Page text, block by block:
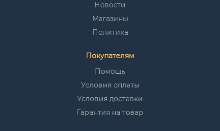
Новости
Магазины
Политика
Покупателям
Помощь
Условия оплаты
Условия доставки
Гарантия на товар